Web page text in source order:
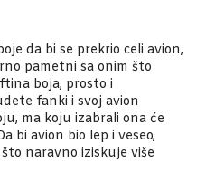
da bi se prekrio celi avion,
pametni sa onim što
boja, prosto i
fanki i svoj avion
ma koju izabrali ona će
bi avion bio lep i veseo,
naravno iziskuje više